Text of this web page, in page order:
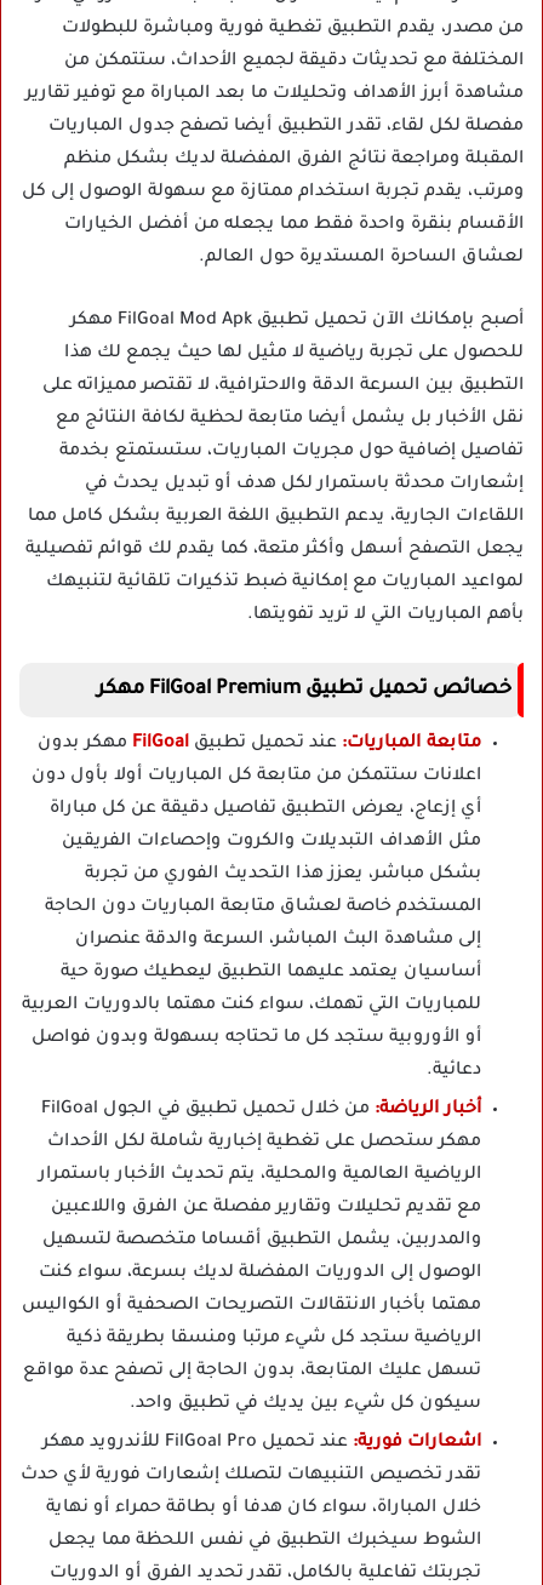
من مصدر، يقدم التطبيق تغطية فورية ومباشرة للبطولات
المختلفة مع تحديثات دقيقة لجميع الأحداث، ستتمكن من
مشاهدة أبرز الأهداف وتحليلات ما بعد المباراة مع توفير تقارير
مفصلة لكل لقاء، تقدر التطبيق أيضا تصفح جدول المباريات
المقبلة ومراجعة نتائج الفرق المفضلة لديك بشكل منظم
ومرتب، يقدم تجربة استخدام ممتازة مع سهولة الوصول إلى كل
الأقسام بنقرة واحدة فقط مما يجعله من أفضل الخيارات
لعشاق الساحرة المستديرة حول العالم.
أصبح بإمكانك الآن تحميل تطبيق FilGoal Mod Apk مهكر
للحصول على تجربة رياضية لا مثيل لها حيث يجمع لك هذا
التطبيق بين السرعة الدقة والاحترافية، لا تقتصر مميزاته على
نقل الأخبار بل يشمل أيضا متابعة لحظية لكافة النتائج مع
تفاصيل إضافية حول مجريات المباريات، ستستمتع بخدمة
إشعارات محدثة باستمرار لكل هدف أو تبديل يحدث في
اللقاءات الجارية، يدعم التطبيق اللغة العربية بشكل كامل مما
يجعل التصفح أسهل وأكثر متعة، كما يقدم لك قوائم تفصيلية
لمواعيد المباريات مع إمكانية ضبط تذكيرات تلقائية لتنبيهك
بأهم المباريات التي لا تريد تفويتها.
خصائص تحميل تطبيق FilGoal Premium مهكر
متابعة المباريات: عند تحميل تطبيق FilGoal مهكر بدون
اعلانات ستتمكن من متابعة كل المباريات أولا بأول دون
أي إزعاج، يعرض التطبيق تفاصيل دقيقة عن كل مباراة
مثل الأهداف التبديلات والكروت وإحصاءات الفريقين
بشكل مباشر، يعزز هذا التحديث الفوري من تجربة
المستخدم خاصة لعشاق متابعة المباريات دون الحاجة
إلى مشاهدة البث المباشر، السرعة والدقة عنصران
أساسيان يعتمد عليهما التطبيق ليعطيك صورة حية
للمباريات التي تهمك، سواء كنت مهتما بالدوريات العربية
أو الأوروبية ستجد كل ما تحتاجه بسهولة وبدون فواصل
دعائية.
أخبار الرياضة: من خلال تحميل
تطبيق في الجول FilGoal
مهكرستحصل على تغطية إخبارية شاملة لكل الأحداث
الرياضية العالمية والمحلية، يتم تحديث الأخبار باستمرار
مع تقديم تحليلات وتقارير مفصلة عن الفرق واللاعبين
والمدربين، يشمل التطبيق أقساما متخصصة لتسهيل
الوصول إلى الدوريات المفضلة لديك بسرعة، سواء كنت
مهتما بأخبار الانتقالات التصريحات الصحفية أو الكواليس
الرياضية ستجد كل شيء مرتبا ومنسقا بطريقة ذكية
تسهل عليك المتابعة، بدون الحاجة إلى تصفح عدة مواقع
سيكون كل شيء بين يديك في تطبيق واحد.
اشعارات فورية:
عند تحميل FilGoal Pro للأندرويد مهكر
تقدر تخصيص التنبيهات لتصلك إشعارات فورية لأي حدث
خلال المباراة، سواء كان هدفا أو بطاقة حمراء أو نهاية
الشوط سيخبرك التطبيق في نفس اللحظة مما يجعل
تجربتك تفاعلية بالكامل، تقدر تحديد الفرق أو الدوريات